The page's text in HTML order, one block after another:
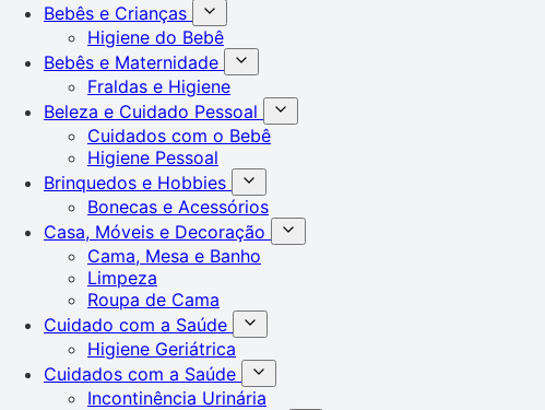
Bebês e Crianças
Higiene do Bebê
Bebês e Maternidade
Fraldas e Higiene
Beleza e Cuidado Pessoal
Cuidados com o Bebê
Higiene Pessoal
Brinquedos e Hobbies
Bonecas e Acessórios
Casa, Móveis e Decoração
Cama, Mesa e Banho
Limpeza
Roupa de Cama
Cuidado com a Saúde
Higiene Geriátrica
Cuidados com a Saúde
Incontinência Urinária